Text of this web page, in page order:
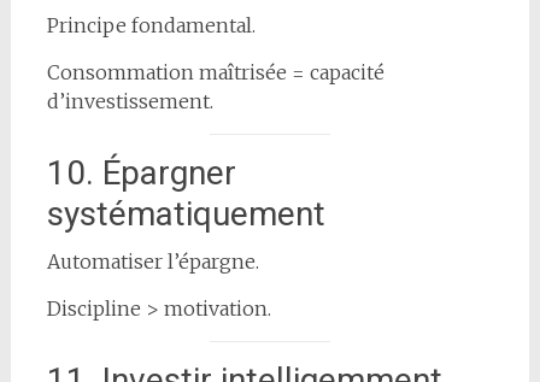
Principe fondamental.
Consommation maîtrisée = capacité
d’investissement.
10. Épargner
systématiquement
Automatiser l’épargne.
Discipline > motivation.